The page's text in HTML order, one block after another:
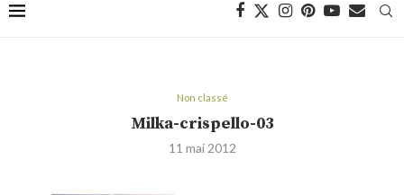
Non classé
Milka-crispello-03
11 mai 2012